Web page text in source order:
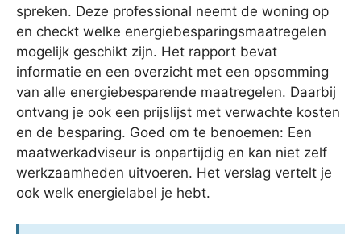
spreken. Deze professional neemt de woning op
en checkt welke energiebesparingsmaatregelen
mogelijk geschikt zijn. Het rapport bevat
informatie en een overzicht met een opsomming
van alle energiebesparende maatregelen. Daarbij
ontvang je ook een prijslijst met verwachte kosten
en de besparing. Goed om te benoemen: Een
maatwerkadviseur is onpartijdig en kan niet zelf
werkzaamheden uitvoeren. Het verslag vertelt je
ook welk energielabel je hebt.